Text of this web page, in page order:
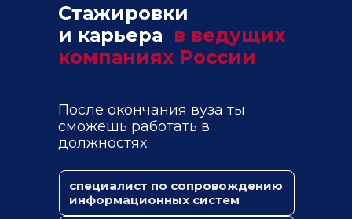
специалист по сопровождению
информационных систем
После окончания вуза ты
сможешь работать в
должностях:
Стажировки
и карьера в ведущих
компаниях России